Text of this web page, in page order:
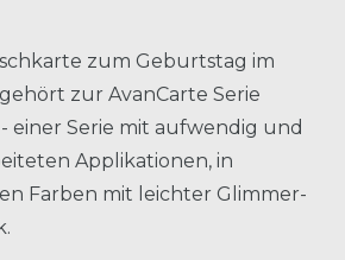
zum Geburtstag im
gehört zur AvanCarte Serie
einer Serie mit aufwendig und
Applikationen, in
Farben mit leichter Glimmer-